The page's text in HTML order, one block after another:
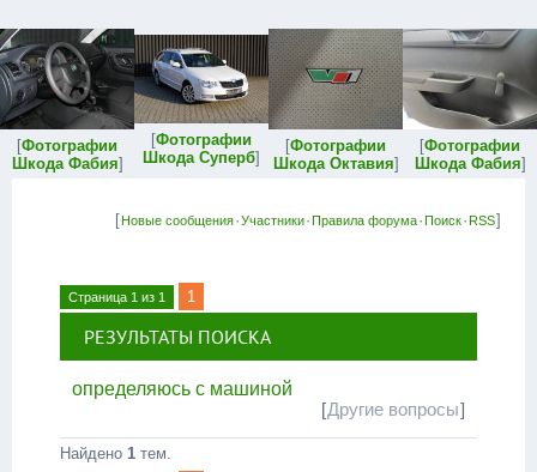
[Фотографии
Шкода Фабия]
[Фотографии
Шкода Суперб]
[Фотографии
Шкода Октавия]
[Фотографии
Шкода Фабия]
[Новые сообщения·Участники·Правила форума·Поиск·RSS]
Страница 1 из 1 1
РЕЗУЛЬТАТЫ ПОИСКА
определяюсь с машиной
[Другие вопросы]
Найдено 1 тем.